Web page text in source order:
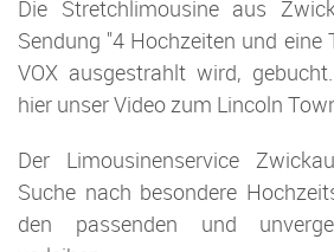
Die Stretchlimousine aus
Sendung "4 Hochzeiten und eine
VOX ausgestrahlt wird,
hier unser Video zum Lincoln
Der Limousinenservice
Suche nach besondere
den passenden und